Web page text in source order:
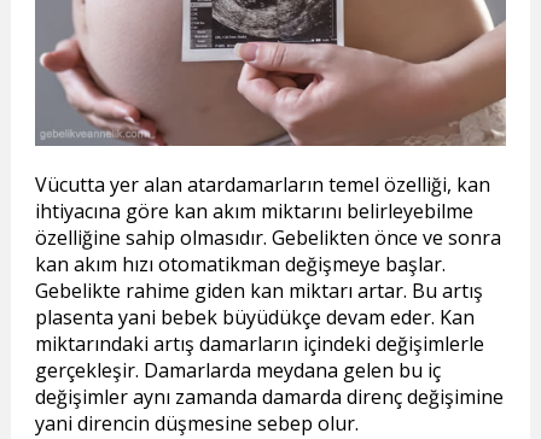
Vücutta yer alan atardamarların temel özelliği, kan
ihtiyacına göre kan akım miktarını belirleyebilme
özelliğine sahip olmasıdır. Gebelikten önce ve sonra
kan akım hızı otomatikman değişmeye başlar.
Gebelikte rahime giden kan miktarı artar. Bu artış
plasenta yani bebek büyüdükçe devam eder. Kan
miktarındaki artış damarların içindeki değişimlerle
gerçekleşir. Damarlarda meydana gelen bu iç
değişimler aynı zamanda damarda direnç değişimine
yani direncin düşmesine sebep olur.